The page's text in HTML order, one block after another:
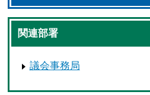
関連部署
議会事務局